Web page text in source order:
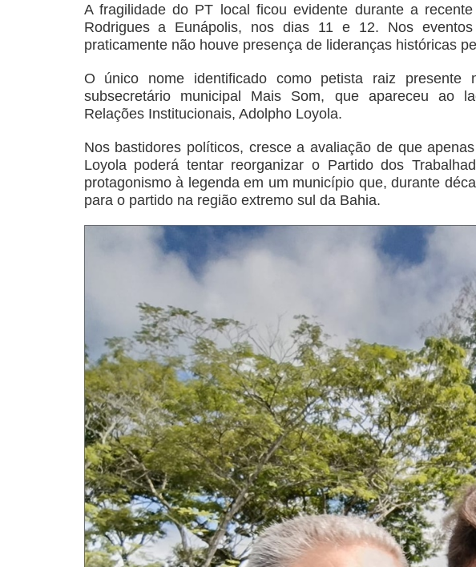
A fragilidade do PT local ficou evidente durante a
Rodrigues a Eunápolis, nos dias 11 e 12. Nos
praticamente não houve presença de lideranças históricas
O único nome identificado como petista raiz
subsecretário municipal Mais Som, que apareceu ao
Relações Institucionais, Adolpho Loyola.
Nos bastidores políticos, cresce a avaliação de que
Loyola poderá tentar reorganizar o Partido dos
protagonismo à legenda em um município que, durante
para o partido na região extremo sul da Bahia.